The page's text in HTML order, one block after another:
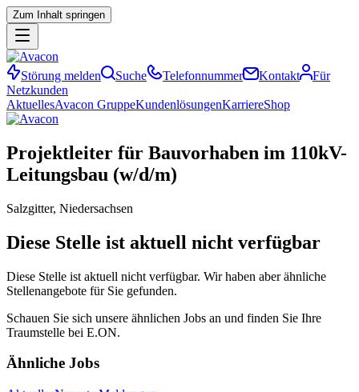
Zum Inhalt springen
Störung melden Suche Telefonnummer Kontakt
Für
Netzkunden
AktuellesAvacon GruppeKundenlösungenKarriereShop
Projektleiter für Bauvorhaben im 110kV-
Leitungsbau (w/​d/​m)
Salzgitter, Niedersachsen
Diese Stelle ist aktuell nicht verfügbar
Diese Stelle ist aktuell nicht verfügbar. Wir haben aber ähnliche
Stellenangebote für Sie gefunden.
Schauen Sie sich unsere ähnlichen Jobs an und finden Sie Ihre
Traumstelle bei E.ON.
Ähnliche Jobs